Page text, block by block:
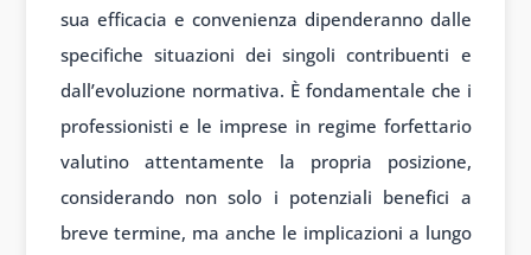
sua efficacia e convenienza dipenderanno dalle
specifiche situazioni dei singoli contribuenti e
dall’evoluzione normativa. È fondamentale che i
professionisti e le imprese in regime forfettario
valutino attentamente la propria posizione,
considerando non solo i potenziali benefici a
breve termine, ma anche le implicazioni a lungo